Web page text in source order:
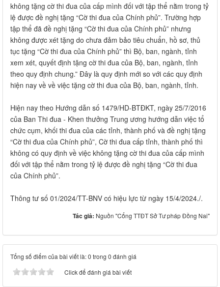
không tặng cờ thi đua của cấp mình đối với tập thể nằm trong tỷ
lệ được đề nghị tặng “Cờ thi đua của Chính phủ”. Trường hợp
tập thể đã đề nghị tặng “Cờ thi đua của Chính phủ” nhưng
không được xét tặng do chưa đảm bảo tiêu chuẩn, hồ sơ, thủ
tục tặng “Cờ thi đua của Chính phủ” thì Bộ, ban, ngành, tỉnh
xem xét, quyết định tặng cờ thi đua của Bộ, ban, ngành, tỉnh
theo quy định chung.” Đây là quy định mới so với các quy định
hiện nay về về việc tặng cờ thi đua của Bộ, ban, ngành, tỉnh.
Hiện nay theo Hướng dẫn số 1479/HD-BTĐKT, ngày 25/7/2016
của Ban Thi đua - Khen thưởng Trung ương hướng dẫn việc tổ
chức cụm, khối thi đua của các tỉnh, thành phố và đề nghị tặng
“Cờ thi đua của Chính phủ”, Cờ thi đua cấp tỉnh, thành phố thì
không có quy định về việc không tặng cờ thi đua của cấp mình
đối với tập thể nằm trong tỷ lệ được đề nghị tặng “Cờ thi đua
của Chính phủ”.
Thông tư số 01/2024/TT-BNV có hiệu lực từ ngày 15/4/2024./.
Tác giả: Nguồn "Cổng TTĐT Sở Tư pháp Đồng Nai"
Tổng số điểm của bài viết là: 0 trong 0 đánh giá
Click để đánh giá bài viết